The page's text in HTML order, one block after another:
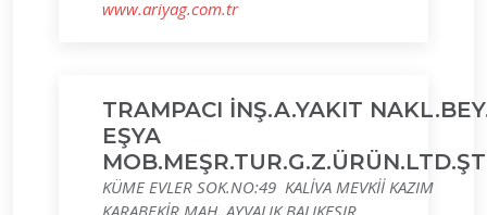
www.ariyag.com.tr
TRAMPACI İNŞ.A.YAKIT
EŞYA
KÜME EVLER SOK.NO:49 KALİVA MEVKİİ KAZIM
KARABEKİR MAH. AYVALIK BALIKESIR